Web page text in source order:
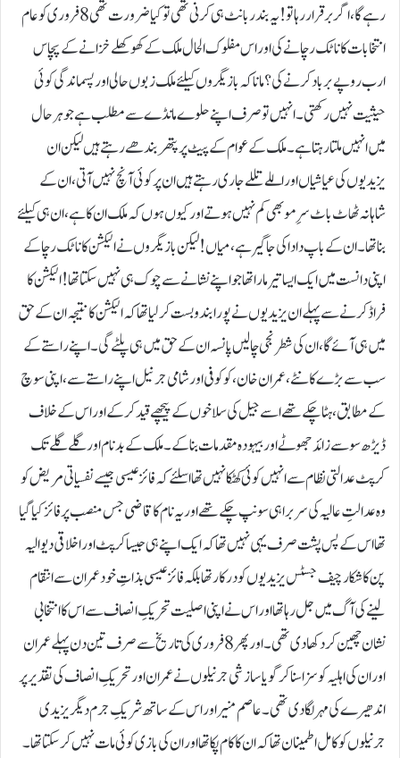
رہے گا، اگر برقرار رہا تو! یہ بندر بانٹ ہی کرنی تھی تو کیا ضرورت تھی 8 فروری کو عام
انتخابات کا ناٹک رچانے کی اور اس مفلوک الحال ملک کے کھوکھلے خزانے کے پچاس
ارب روپے برباد کرنے کی؟ مانا کہ بازیگروں کیلئے ملک زبوں حالی اور پسماندگی کوئی
حیثیت نہیں رکھتی۔ انہیں تو صرف اپنے حلوے مانڈے سے مطلب ہے جو ہر حال
میں انہیں ملتا رہتا ہے۔ ملک کے عوام کے پیٹ پر پتھر بندھے رہتے ہیں لیکن ان
یزیدیوں کی عیاشیاں اور اللے تللے جاری رہتے ہیں ان پر کوئی آنچ نہیں آتی، ان کے
شاہانہ ٹھاٹ باٹ سرِ مو بھی کم نہیں ہوتے اور کیوں ہوں کہ ملک ان کا ہے، ان ہی کیلئے
بنا تھا۔ ان کے باپ دادا کی جاگیر ہے، میاں! لیکن بازیگروں نے الیکشن کا ناٹک رچاکے
اپنی دانست میں ایک ایسا تیر مارا تھا جو اپنے نشانے سے چوک ہی نہیں سکتا تھا! الیکشن کا
فراڈ کرنے سے پہلے ان یزیدیوں نے پورا بندوبست کرلیا تھا کہ الیکشن کا نتیجہ ان کے حق
میں ہی آئے گا، ان کی شطرنجی چالیں پانسہ ان کے حق میں ہی پلٹے گی۔ اپنے راستے کے
سب سے بڑے کانٹے، عمران خان، کو کوفی اور شامی جرنیل اپنے راستے سے ، اپنی سوچ
کے مطابق، ہٹا چکے تھے اسے جیل کی سلاخوں کے پیچھے قید کرکے اور اس کے خلاف
ڈیڑھ سو سے زائد جھوٹے اور بیہودہ مقدمات بناکے۔ ملک کے بدنام اورگلے گلے تک
کرپٹ عدالتی نظام سے انہیں کوئی کھٹکا نہیں تھا اسلئے کہ فائز عیسی جیسے نفسیاتی مریض کو
وہ عدالتِ عالیہ کی سربراہی سونپ چکے تھے اور یہ نام کا قاضی جس منصب پر فائز کیا گیا
تھا اس کے پس پشت صرف یہی نہیں تھا کہ ایک اپنے ہی جیسا کرپٹ اور اخلاقی دیوالیہ
پن کا شکار چیف جسٹس یزیدیوں کو درکار تھا بلکہ فائز عیسی بذاتِ خود عمران سے انتقام
لینے کی آگ میں جل رہا تھا اور اس نے اپنی اصلیت تحریکِ انصاف سے اس کا انتخابی
نشان چھین کر دکھادی تھی۔ اور پھر 8 فروری کی تاریخ سے صرف تین دن پہلے عمران
اور ان کی اہلیہ کو سزا سناکر گویا سازشی جرنیلوں نے عمران اور تحریکِ انصاف کی تقدیر پر
اندھیرے کی مہر لگادی تھی۔ عاصم منیر اور اس کے ساتھ شریکِ جرم دیگر یزیدی
جرنیلوں کو کامل اطمینان تھا کہ ان کا کام پکا تھا اور ان کی بازی کوئی مات نہیں کرسکتا تھا۔